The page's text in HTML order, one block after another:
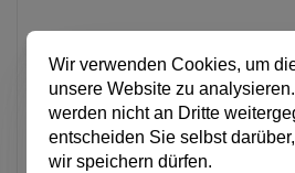
In den
Wir verwenden Cookies, um
unsere Website zu
werden nicht an Dritte
entscheiden Sie selbst
wir speichern dürfen.